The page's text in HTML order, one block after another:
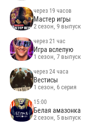
через 19 часов
Мастер игры
2 сезон, 9 выпуск
через 21 час
Игра вслепую
1 сезон, 7 выпуск
через 24 часа
Вестисы
1 сезон, 6 серия
15:00
Белая амазонка
2 сезон, 5 выпуск